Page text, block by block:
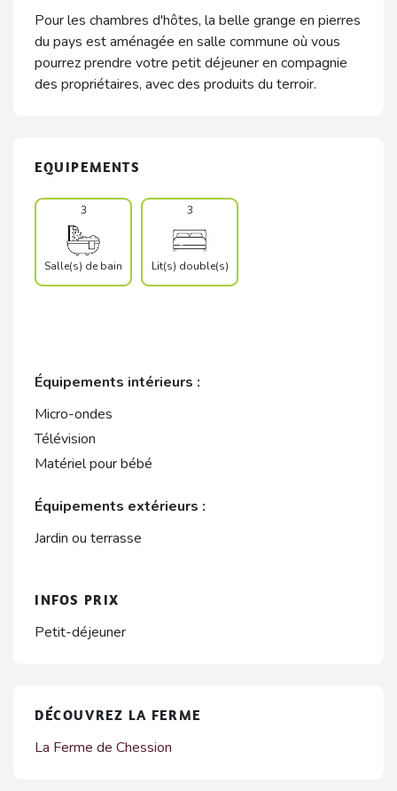
Pour les chambres d'hôtes, la belle grange en pierres
du pays est aménagée en salle commune où vous
pourrez prendre votre petit déjeuner en compagnie
des propriétaires, avec des produits du terroir.
EQUIPEMENTS
3
Salle(s) de bain
3
Lit(s) double(s)
Équipements intérieurs :
Micro-ondes
Télévision
Matériel pour bébé
Équipements extérieurs :
Jardin ou terrasse
INFOS PRIX
Petit-déjeuner
DÉCOUVREZ LA FERME
La Ferme de Chession